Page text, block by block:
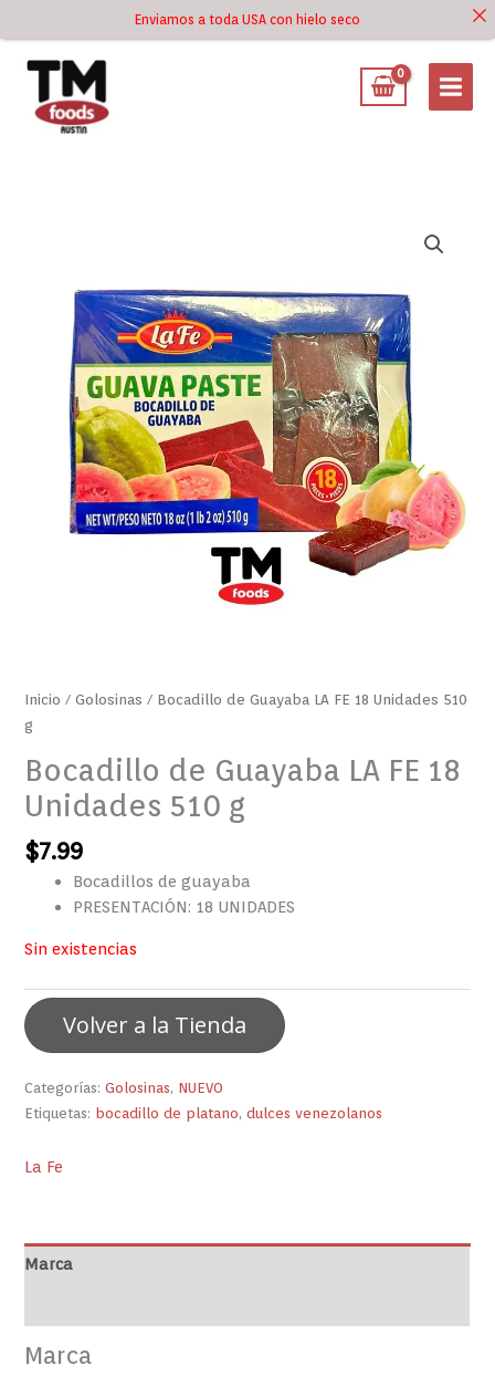
Enviamos a toda USA con hielo seco
al
contenido
Inicio /Golosinas / Bocadillo de Guayaba LA FE 18 Unidades 510
g
Bocadillo de Guayaba LA FE 18
Unidades 510 g
$7.99
Bocadillos de guayaba
PRESENTACIÓN: 18 UNIDADES
Sin existencias
Volver a la Tienda
Categorías:Golosinas, NUEVO
Etiquetas: bocadillo de platano,dulces venezolanos
La Fe
Marca
Marca